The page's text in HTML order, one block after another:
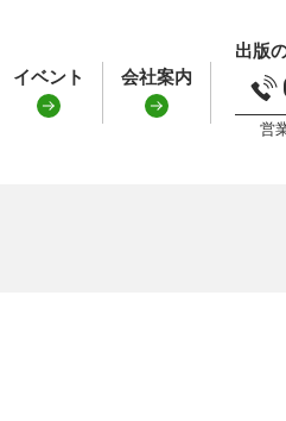
イベント 会社案内
出版
営